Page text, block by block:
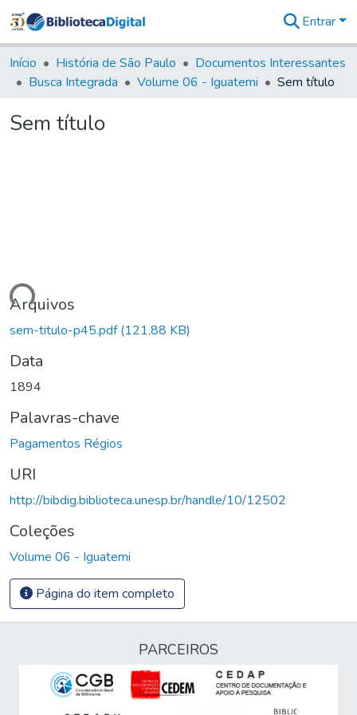
Entrar
Início História de São Paulo
Documentos Interessantes
Busca Integrada
Volume 06 - Iguatemi Sem título
Sem título
Arquivos
sem-titulo-p45.pdf(121,88 KB)
Data
1894
Palavras-chave
Pagamentos Régios
URI
http://bibdig.biblioteca.unesp.br/handle/10/12502
Coleções
Volume 06 - Iguatemi
Página do item completo
PARCEIROS